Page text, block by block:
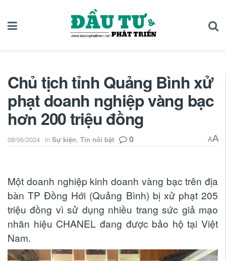
Chủ tịch tỉnh Quảng Bình xử
phạt doanh nghiệp vàng bạc
hơn 200 triệu đồng
08/06/2024 in Sự kiện, Tin nổi bật 0 AA
Một doanh nghiệp kinh doanh vàng bạc trên địa
bàn TP Đồng Hới (Quảng Bình) bị xử phạt 205
triệu đồng vì sử dụng nhiều trang sức giả mạo
nhãn hiệu CHANEL đang được bảo hộ tại Việt
Nam.